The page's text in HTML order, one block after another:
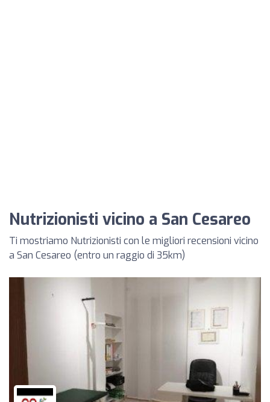
Nutrizionisti vicino a San Cesareo
Ti mostriamo Nutrizionisti con le migliori recensioni vicino
a San Cesareo (entro un raggio di 35km)